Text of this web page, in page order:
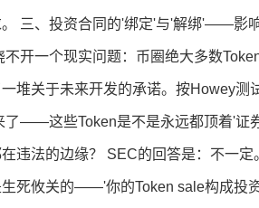
三、投资合同的'绑定'与'解绑'——影
不开一个现实问题：币圈绝大多数
堆关于未来开发的承诺。按Howey测
了——这些Token是不是永远都顶着'证
违法的边缘？ SEC的回答是：不一
死攸关的——'你的Token sale构成投